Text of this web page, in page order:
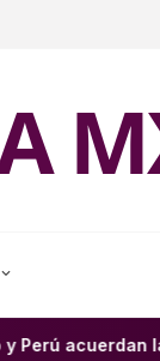
expand_more
acuerdan la